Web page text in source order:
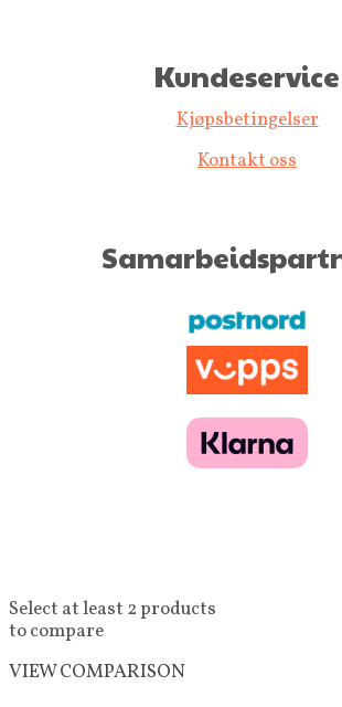
Kundeservice
Kjøpsbetingelser
Kontakt oss
Select at least 2 products
to compare
VIEW COMPARISON